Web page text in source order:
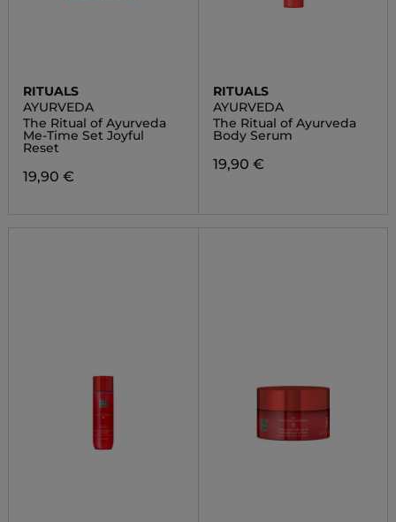
RITUALS
AYURVEDA
The Ritual of Ayurveda
Me-Time Set Joyful
Reset
19,90 €
RITUALS
AYURVEDA
The Ritual of Ayurveda
Body Serum
19,90 €